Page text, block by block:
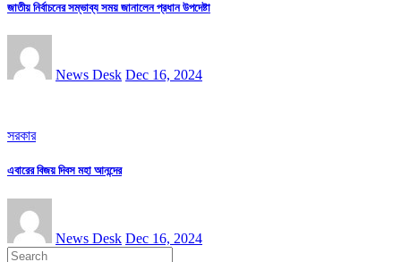
জাতীয় নির্বাচনের সম্ভাব্য সময় জানালেন প্রধান উপদেষ্টা
News Desk Dec 16, 2024
সরকার
এবারের বিজয় দিবস মহা আনন্দের
News Desk Dec 16, 2024